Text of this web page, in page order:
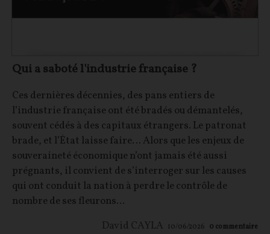
Qui a saboté l'industrie française ?
Ces dernières décennies, des pans entiers de
l’industrie française ont été bradés ou démantelés,
souvent cédés à des capitaux étrangers. Le patronat
brade, et l’État laisse faire… Alors que les enjeux de
souveraineté économique n’ont jamais été aussi
prégnants, il convient de s’interroger sur les causes
qui ont conduit la nation à perdre le contrôle de
nombre de ses fleurons...
David CAYLA 10/06/2026 0 commentaire